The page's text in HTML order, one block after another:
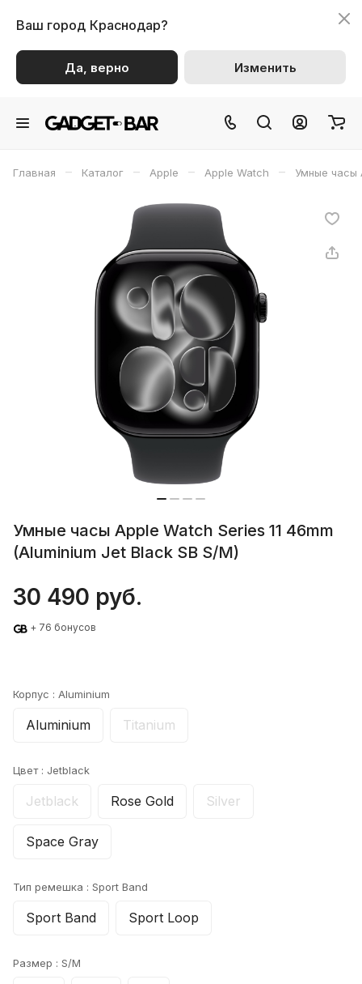
Ваш город Краснодар?
Да, верно Изменить
Главная – Каталог – Apple – Apple Watch – Умные часы
Умные часы Apple Watch Series 11 46mm
(Aluminium Jet Black SB S/M)
30 490 руб.
+ 76 бонусов
Корпус : Aluminium
Aluminium Titanium
Цвет : Jetblack
Jetblack Rose Gold Silver
Space Gray
Тип ремешка : Sport Band
Sport Band Sport Loop
Размер : S/M